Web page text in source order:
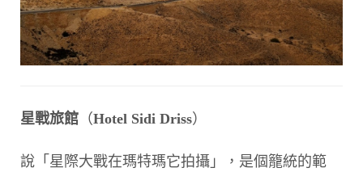
星戰旅館 （Hotel Sidi Driss）
說「星際大戰在瑪特瑪它拍攝」，是個籠統的範